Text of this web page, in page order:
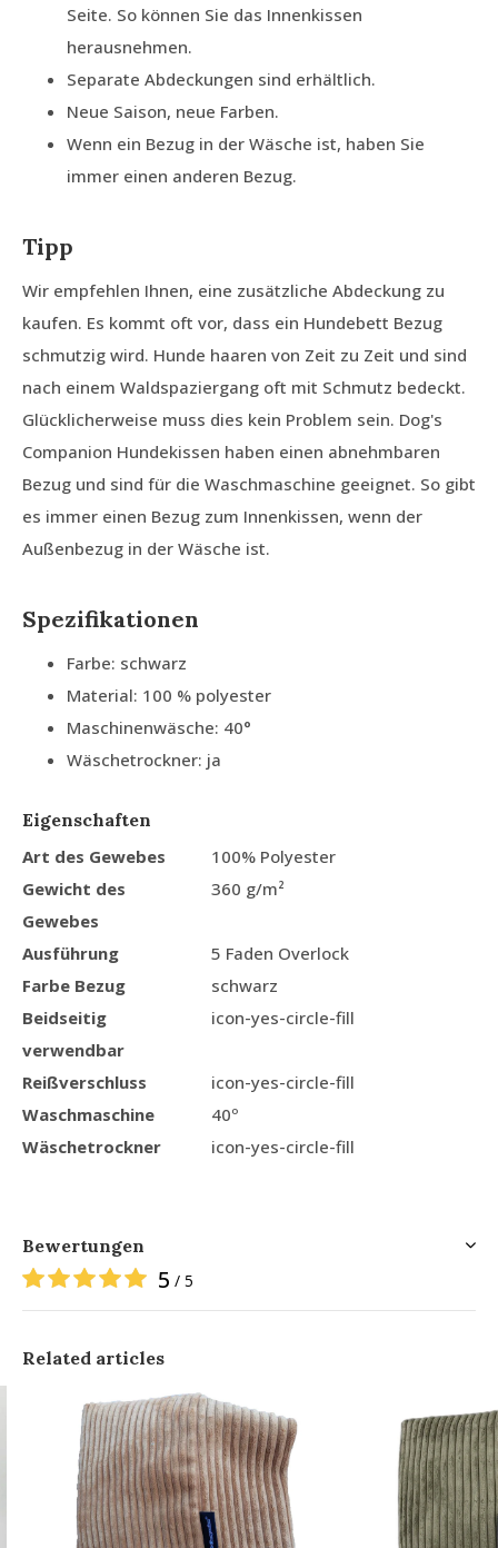
Seite. So können Sie das Innenkissen
herausnehmen.
Separate Abdeckungen sind erhältlich.
Neue Saison, neue Farben.
Wenn ein Bezug in der Wäsche ist, haben Sie
immer einen anderen Bezug.
Tipp
Wir empfehlen Ihnen, eine zusätzliche Abdeckung zu
kaufen. Es kommt oft vor, dass ein Hundebett Bezug
schmutzig wird. Hunde haaren von Zeit zu Zeit und sind
nach einem Waldspaziergang oft mit Schmutz bedeckt.
Glücklicherweise muss dies kein Problem sein. Dog's
Companion Hundekissen haben einen abnehmbaren
Bezug und sind für die Waschmaschine geeignet. So gibt
es immer einen Bezug zum Innenkissen, wenn der
Außenbezug in der Wäsche ist.
Spezifikationen
Farbe: schwarz
Material: 100 % polyester
Maschinenwäsche: 40°
Wäschetrockner: ja
Eigenschaften
Art des Gewebes
100% Polyester
Gewicht des
Gewebes
360 g/m²
Ausführung
5 Faden Overlock
Farbe Bezug
schwarz
Beidseitig
verwendbar
icon-yes-circle-fill
Reißverschluss
icon-yes-circle-fill
Waschmaschine
40º
Wäschetrockner
icon-yes-circle-fill
Bewertungen
5 / 5
Related articles